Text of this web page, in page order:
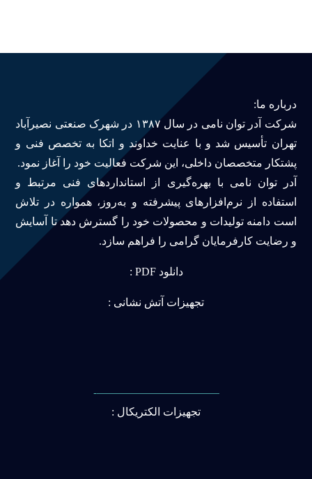
درباره ما:
شرکت آدر توان نامی در سال ۱۳۸۷ در شهرک صنعتی نصیرآباد
تهران تأسیس شد و با عنایت خداوند و اتکا به تخصص فنی و
پشتکار متخصصان داخلی، این شرکت فعالیت خود را آغاز نمود.
آدر توان نامی با بهره‌گیری از استانداردهای فنی مرتبط و
استفاده از نرم‌افزارهای پیشرفته و به‌روز، همواره در تلاش
است دامنه تولیدات و محصولات خود را گسترش دهد تا آسایش
و رضایت کارفرمایان گرامی را فراهم سازد.
دانلود PDF :
تجهیزات آتش نشانی :
———————————-
تجهیزات الکتریکال :